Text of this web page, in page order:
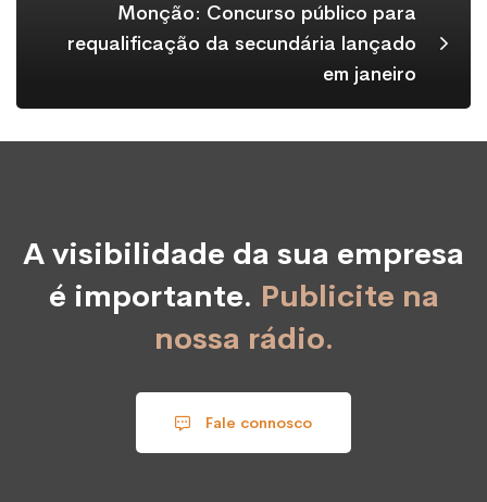
Monção: Concurso público para
requalificação da secundária lançado
em janeiro
A visibilidade da sua empresa
é importante. Publicite na
nossa rádio.
Fale connosco